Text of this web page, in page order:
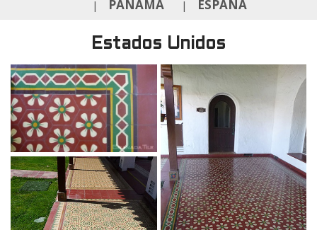
| PANAMÁ | ESPAÑA
Estados Unidos